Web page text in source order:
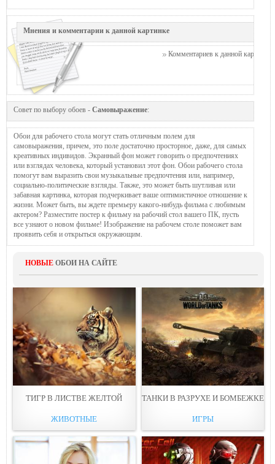
Мнения и комментарии к данной картинке
Комментариев к данной картинке
Совет по выбору обоев - Самовыражение:
Обои для рабочего стола могут стать отличным полем для
самовыражения, причем, это поле достаточно просторное, даже, для самых
креативных индивидов. Экранный фон может говорить о предпочтениях
или взглядах человека, который установил этот фон. Обои рабочего стола
помогут вам выразить свои музыкальные предпочтения или, например,
социально-политические взгляды. Также, это может быть шутливая или
забавная картинка, которая подчеркивает ваше оптимистичное отношение к
жизни. Может быть, вы ждете премьеру какого-нибудь фильма с любимым
актером? Разместите постер к фильму на рабочий стол вашего ПК, пусть
все узнают о новом фильме! Изображение на рабочем столе поможет вам
проявить себя и открыться окружающим.
НОВЫЕ ОБОИ НА САЙТЕ
ТИГP В ЛИСТВЕ ЖЕЛТОЙ
ЖИВОТНЫЕ
ТАНКИ В РАЗРУХЕ И БОМБЕЖКЕ
ИГРЫ